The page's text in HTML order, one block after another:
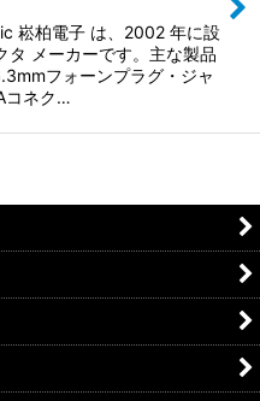
崧柏電子 は、2002 年に設
タ メーカーです。主な製品
フォーンプラグ・ジャ
コネク…